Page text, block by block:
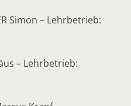
Simon – Lehrbetrieb:
– Lehrbetrieb: